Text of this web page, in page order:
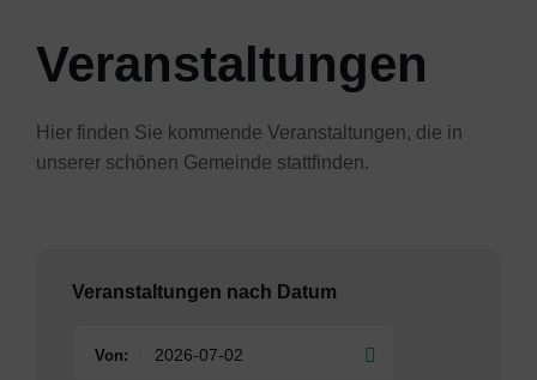
Veranstaltungen
Hier finden Sie kommende Veranstaltungen, die in
unserer schönen Gemeinde stattfinden.
Veranstaltungen nach Datum
Von: